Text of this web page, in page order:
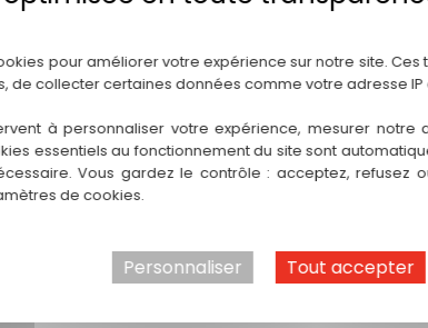
clé : une isolation de qualité supérieure.
une température intérieure confortable
excessive de pénétrer, ce qui peut réduire la
la protection de votre maison contre les
l'eau de s'infiltrer dans la structure de votre
vos combles et l'intérieur de votre maison des
pour améliorer votre expérience sur notre site.
de collecter certaines données comme votre adresse
à personnaliser votre expérience, mesurer notre
essentiels au fonctionnement du site sont
Vous gardez le contrôle : acceptez, refusez
de cookies.
Tout accepter
Personnaliser